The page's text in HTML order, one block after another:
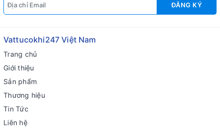
ĐĂNG KÝ
Vattucokhi247 Việt Nam
Trang chủ
Giới thiệu
Sản phẩm
Thương hiệu
Tin Tức
Liên hệ